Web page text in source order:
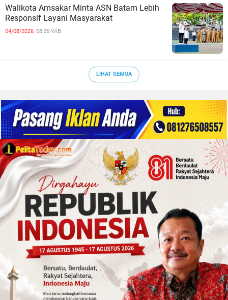
Walikota Amsakar Minta ASN Batam Lebih
Responsif Layani Masyarakat
04/08/2026, 08:26 WIB
LIHAT SEMUA